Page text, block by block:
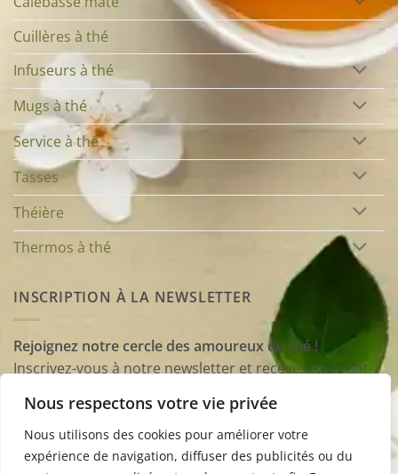
Nous respectons votre vie privée
Nous utilisons des cookies pour améliorer votre
expérience de navigation, diffuser des publicités ou du
Cuillères à thé
Infuseurs à thé
Mugs à thé
Service à thé
Tasses
Théière
Thermos à thé
INSCRIPTION À LA NEWSLETTER
Rejoignez notre cercle des amoureux du thé !
Inscrivez-vous à notre newsletter et recevez en avant-
d’accessoires pour enrichir vos dégustations et
transformer chaque tasse en un moment unique.